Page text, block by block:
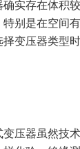
实存在体积
别是在空间
变压器类型
压器虽然技